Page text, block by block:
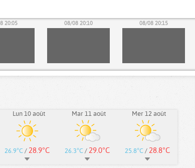
20:05 08/08 20:10 08/08 20:15
Lun 10 août
26.9°C / 28.9°C
Mar 11 août
26.3°C / 29.0°C
Mer 12 août
25.8°C / 28.8°C